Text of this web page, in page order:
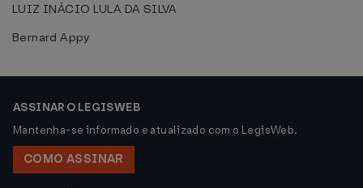
LUIZ INÁCIO LULA DA SILVA
Bernard Appy
ASSINAR O LEGISWEB
Mantenha-se informado e atualizado com o LegisWeb.
COMO ASSINAR